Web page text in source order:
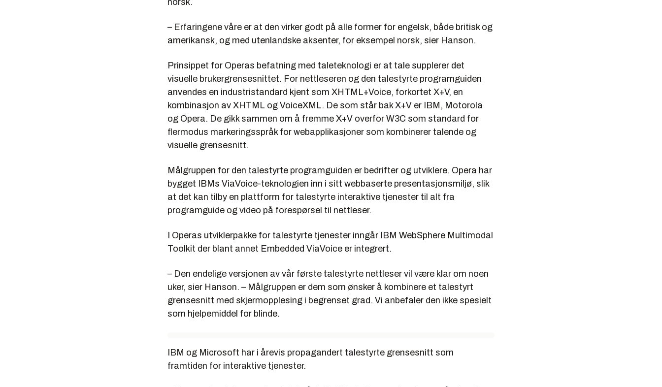
norsk.
– Erfaringene våre er at den virker godt på alle former for engelsk, både britisk og
amerikansk, og med utenlandske aksenter, for eksempel norsk, sier Hanson.
Prinsippet for Operas befatning med taleteknologi er at tale supplerer det
visuelle brukergrensesnittet. For nettleseren og den talestyrte programguiden
anvendes en industristandard kjent som XHTML+Voice, forkortet X+V, en
kombinasjon av XHTML og VoiceXML. De som står bak X+V er IBM, Motorola
og Opera. De gikk sammen om å fremme X+V overfor W3C som standard for
flermodus markeringsspråk for webapplikasjoner som kombinerer talende og
visuelle grensesnitt.
Målgruppen for den talestyrte programguiden er bedrifter og utviklere. Opera har
bygget IBMs ViaVoice-teknologien inn i sitt webbaserte presentasjonsmiljø, slik
at det kan tilby en plattform for talestyrte interaktive tjenester til alt fra
programguide og video på forespørsel til nettleser.
I Operas utviklerpakke for talestyrte tjenester inngår IBM WebSphere Multimodal
Toolkit der blant annet Embedded ViaVoice er integrert.
– Den endelige versjonen av vår første talestyrte nettleser vil være klar om noen
uker, sier Hanson. – Målgruppen er dem som ønsker å kombinere et talestyrt
grensesnitt med skjermopplesing i begrenset grad. Vi anbefaler den ikke spesielt
som hjelpemiddel for blinde.
IBM og Microsoft har i årevis propagandert talestyrte grensesnitt som
framtiden for interaktive tjenester.